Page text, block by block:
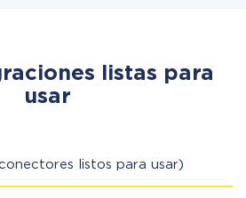
listas para
usar
listos para usar)